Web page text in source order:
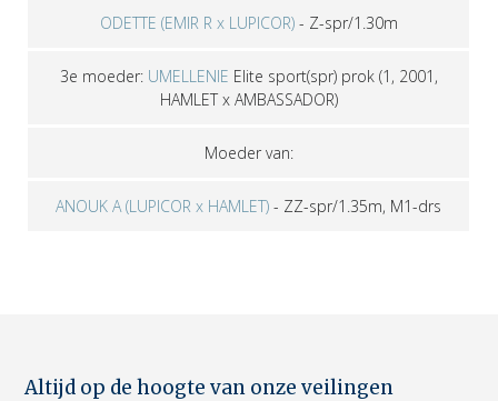
ODETTE (EMIR R x LUPICOR)- Z-spr/1.30m
3e moeder: UMELLENIE Elite sport(spr) prok (1, 2001,
HAMLET x AMBASSADOR)
Moeder van:
ANOUK A (LUPICOR x HAMLET) - ZZ-spr/1.35m, M1-drs
Altijd op de hoogte van onze veilingen